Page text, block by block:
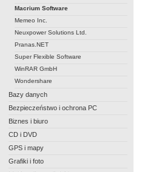
Macrium Software
Memeo Inc.
Neuxpower Solutions Ltd.
Pranas.NET
Super Flexible Software
WinRAR GmbH
Wondershare
Bazy danych
Bezpieczeństwo i ochrona PC
Biznes i biuro
CD i DVD
GPS i mapy
Grafiki i foto